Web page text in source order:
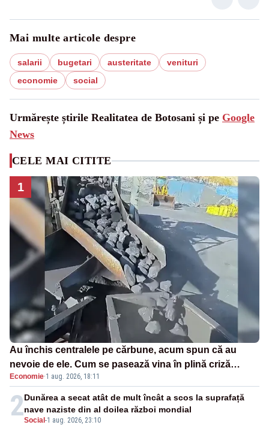
Mai multe articole despre
salarii bugetari austeritate
venituri
economie
social
Urmărește știrile Realitatea de Botosani și pe Google
News
CELE MAI CITITE
1
Au închis centralele pe cărbune, acum spun că au
nevoie de ele. Cum se pasează vina în plină criză
energetică
Economie·1 aug. 2026, 18:11
2Social-1 aug. 2026, 23:10
Dunărea a secat atât de mult încât a scos la suprafață
nave naziste din al doilea război mondial